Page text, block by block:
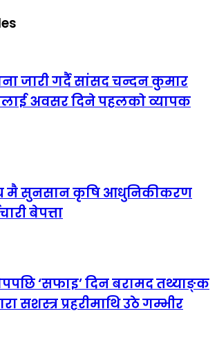
जारी गर्दै सांसद चन्दन कुमार
अवसर दिने पहलको व्यापक
मै सुनसान कृषि आधुनिकीकरण
बेपत्ता
‘सफाइ’ दिन बरामद तथ्याङ्क
सशस्त्र प्रहरीमाथि उठे गम्भीर